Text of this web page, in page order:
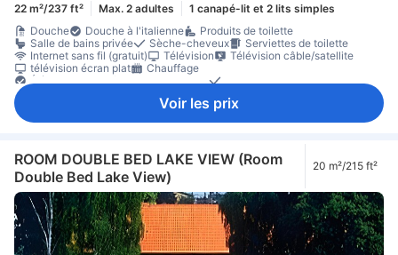
22 m²/237 ft² Max. 2 adultes
1 canapé-lit et 2 lits simples
Douche
Douche à l'italienne
Produits de toilette
Salle de bains privée
Sèche-cheveux
Serviettes de toilette
Internet sans fil (gratuit)
Télévision
Télévision câble/satellite
télévision écran plat
Chauffage
Éléments de confort pour le sommeil
Linge de maison
rez-de-chaussée matériel de repassage
Voir les prix
ROOM DOUBLE BED LAKE VIEW (Room
Double Bed Lake View)
20 m²/215 ft²